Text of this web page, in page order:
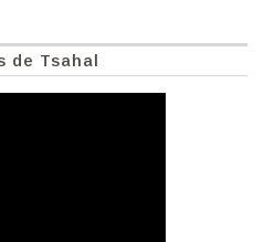
de Tsahal